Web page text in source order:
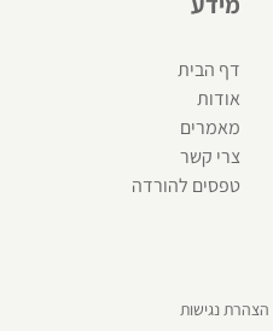
דף הבית
אודות
מאמרים
צרי קשר
טפסים להורדה
הצהרת נגישות